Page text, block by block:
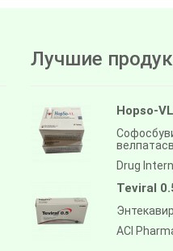
Лучшие
Hopso-
Drug
Teviral
Энтекавир
ACI